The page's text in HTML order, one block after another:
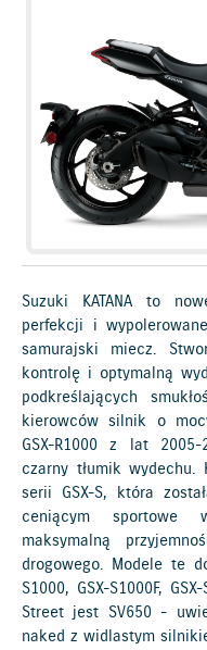
Suzuki KATANA to
perfekcji i
samurajski miecz.
kontrolę i optymalną
podkreślających
kierowców silnik o
GSX-R1000 z lat
czarny tłumik
serii GSX-S, która
ceniącym sportowe
maksymalną
drogowego. Modele te
S1000, GSX-S1000F,
Street jest SV650 -
naked z widlastym